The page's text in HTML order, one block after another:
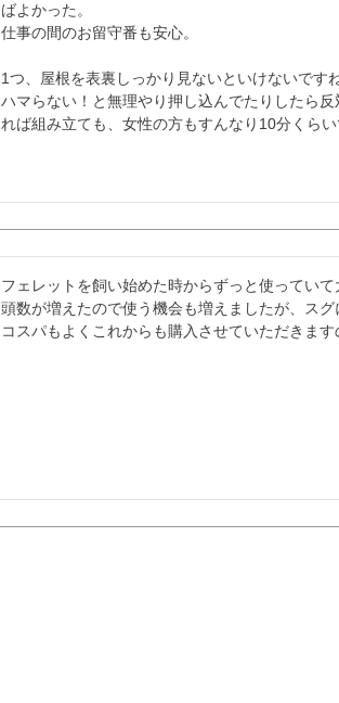
ばよかった。
仕事の間のお留守番も安心。
1つ、屋根を表裏しっかり見ないといけないです
ハマらない！と無理やり押し込んでたりしたら
れば組み立ても、女性の方もすんなり10分くらい
フェレットを飼い始めた時からずっと使ってい
頭数が増えたので使う機会も増えましたが、スグ
コスパもよくこれからも購入させていただきま